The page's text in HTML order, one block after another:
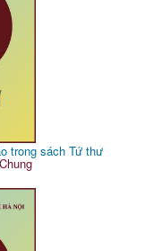
trong sách Tứ thư